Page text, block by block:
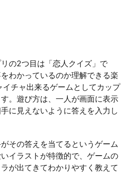
の2つ目は「恋人クイズ」で
わかっているのか理解できる楽
チャ出来るゲームとしてカップ
。遊び方は、一人が画面に表示
に見えないように答えを入力し
その答えを当てるというゲーム
イラストが特徴的で、ゲームの
が出てきてわかりやすく教えて